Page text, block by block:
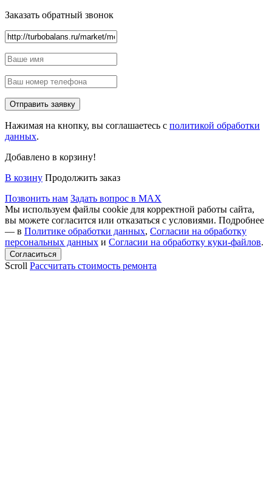
Заказать обратный звонок
Нажимая на кнопку, вы соглашаетесь с политикой обработки
данных.
Добавлено в корзину!
В козину Продолжить заказ
Позвонить нам Задать вопрос в MAX
Мы используем файлы cookie для корректной работы сайта,
вы можете согласится или отказаться с условиями. Подробнее
— в Политике обработки данных, Согласии на обработку
персональных данных и Согласии на обработку куки-файлов.
Scroll Рассчитать стоимость ремонта